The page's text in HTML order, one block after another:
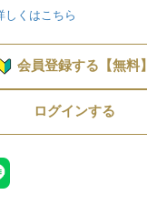
しくはこちら
会員登録する【無料】
ログインする